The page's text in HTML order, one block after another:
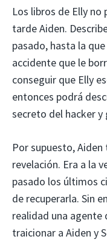
Los libros de Elly
tarde Aiden.
pasado, hasta la
accidente que le
conseguir que Elly
entonces podrá
secreto del hacker y
Por supuesto,
revelación. Era a la
pasado los últimos
de recuperarla. Sin
realidad una agente
traicionar a Aiden y